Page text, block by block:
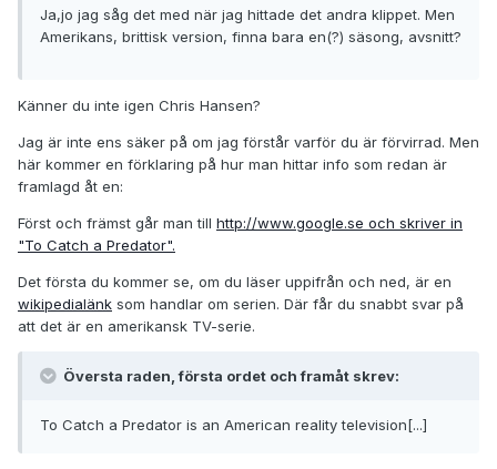
Ja,jo jag såg det med när jag hittade det andra klippet. Men
Amerikans, brittisk version, finna bara en(?) säsong, avsnitt?
Känner du inte igen Chris Hansen?
Jag är inte ens säker på om jag förstår varför du är förvirrad. Men
här kommer en förklaring på hur man hittar info som redan är
framlagd åt en:
Först och främst går man till http://www.google.se och skriver in
"To Catch a Predator".
Det första du kommer se, om du läser uppifrån och ned, är en
wikipedialänk som handlar om serien. Där får du snabbt svar på
att det är en amerikansk TV-serie.
Översta raden, första ordet och framåt skrev:
To Catch a Predator is an American reality television[...]